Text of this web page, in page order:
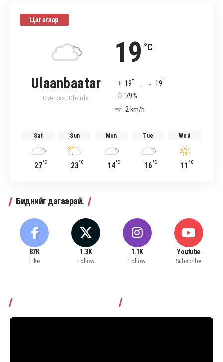
Цаг агаар
19 °C
Ulaanbaatar
Overcast Clouds
19° 19°
79%
2 km/h
Sat
27°C
Sun
23°C
Mon
14°C
Tue
16°C
Wed
11 °C
Биднийг дагаарай.
87K
Like
1.3K
Follow
1.1K
Follow
Youtube
Subscribe